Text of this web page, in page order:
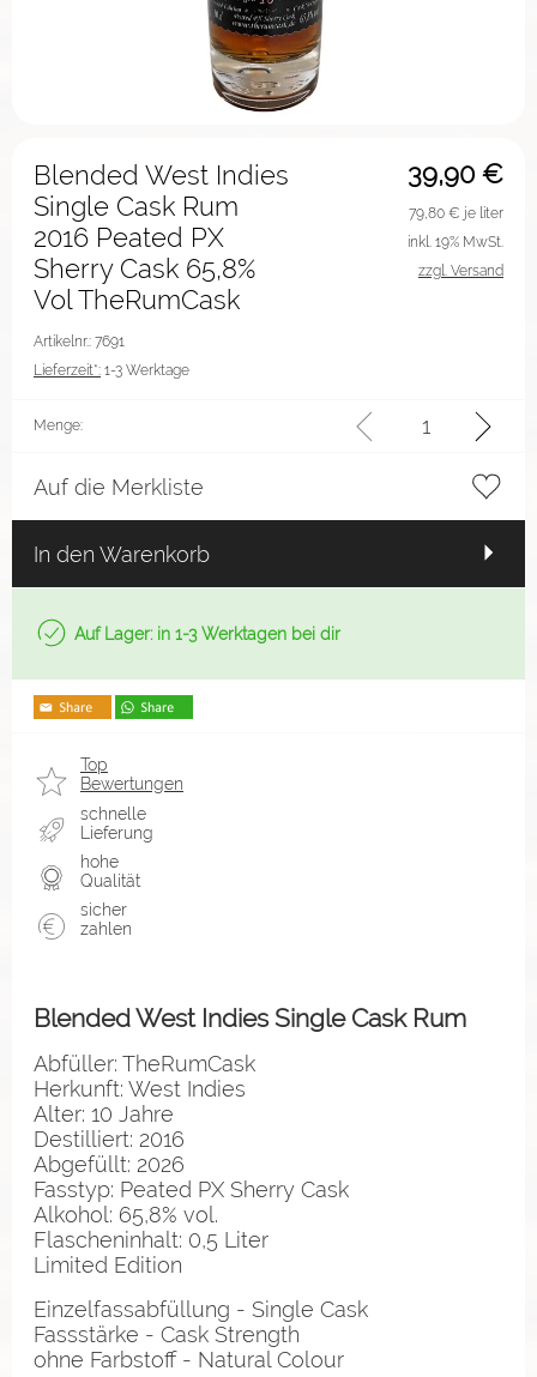
39,90 €
Blended West Indies
Single Cask Rum
2016 Peated PX
Sherry Cask 65,8%
Vol TheRumCask
Artikelnr.: 7691
Lieferzeit*: 1-3 Werktage
79,80 € je liter
inkl. 19% MwSt.
zzgl. Versand
Menge:
Auf die Merkliste
In den Warenkorb
Auf Lager: in 1-3 Werktagen bei dir
Top
Bewertungen
schnelle
Lieferung
hohe
Qualität
sicher
zahlen
Blended West Indies Single Cask Rum
Abfüller: TheRumCask
Herkunft: West Indies
Alter: 10 Jahre
Destilliert: 2016
Abgefüllt: 2026
Fasstyp: Peated PX Sherry Cask
Alkohol: 65,8% vol.
Flascheninhalt: 0,5 Liter
Limited Edition
Einzelfassabfüllung - Single Cask
Fassstärke - Cask Strength
ohne Farbstoff - Natural Colour